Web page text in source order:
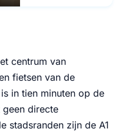
centrum van
fietsen van de
in tien minuten op de
directe
stadsranden zijn de A1